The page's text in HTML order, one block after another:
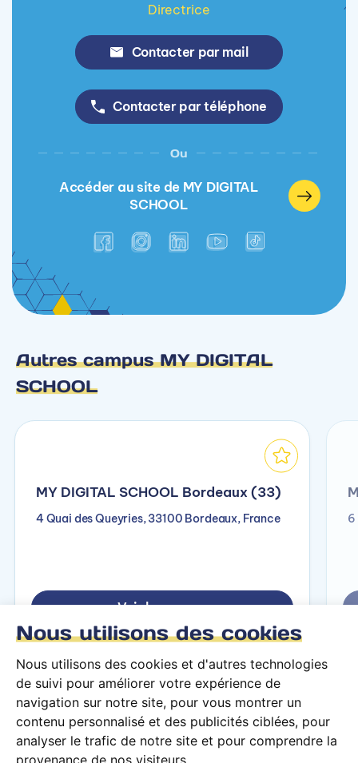
Nous utilisons des cookies
Nous utilisons des cookies et d'autres technologies
de suivi pour améliorer votre expérience de
navigation sur notre site, pour vous montrer un
contenu personnalisé et des publicités ciblées, pour
analyser le trafic de notre site et pour comprendre la
provenance de nos visiteurs.
Directrice
Contacter par mail
Contacter par téléphone
Ou
Accéder au site de MY DIGITAL
SCHOOL
Autres campus MY DIGITAL
SCHOOL
MY DIGITAL SCHOOL Bordeaux (33)
4 Quai des Queyries, 33100 Bordeaux, France
Voir le campus
6